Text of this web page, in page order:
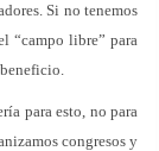
Si no tenemos
“campo libre” para
para esto, no para
congresos y